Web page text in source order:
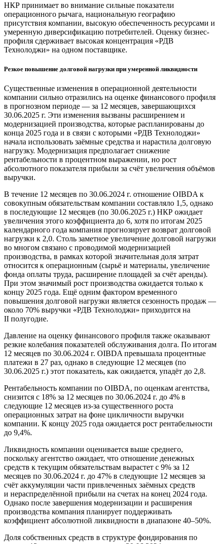
НКР принимает во внимание сильные показатели
операционного рычага, национальную географию
присутствия компании, высокую обеспеченность ресурсами и
умеренную диверсификацию потребителей. Оценку бизнес-
профиля сдерживает высокая концентрация «РДВ
Технолоджи» на одном поставщике.
Резкое повышение долговой нагрузки при умеренной ликвидности
Существенные изменения в операционной деятельности
компании сильно отразились на оценке финансового профиля
в прогнозном периоде — за 12 месяцев, завершающихся
30.06.2025 г. Эти изменения вызваны расширением и
модернизацией производства, которые распланированы до
конца 2025 года и в связи с которыми «РДВ Технолоджи»
начала использовать заёмные средства и нарастила долговую
нагрузку. Модернизация предполагает снижение
рентабельности в процентном выражении, но рост
абсолютного показателя прибыли за счёт увеличения объёмов
выручки.
В течение 12 месяцев по 30.06.2024 г. отношение OIBDA к
совокупным обязательствам компании составляло 1,5, однако
в последующие 12 месяцев (по 30.06.2025 г.) НКР ожидает
увеличения этого коэффициента до 6, хотя по итогам 2025
календарного года компания прогнозирует возврат долговой
нагрузки к 2,0. Столь заметное увеличение долговой нагрузки
во многом связано с проводимой модернизацией
производства, в рамках которой значительная доля затрат
относится к операционным (сырьё и материалы, увеличение
фонда оплаты труда, расширение площадей за счёт аренды).
При этом значимый рост производства ожидается только к
концу 2025 года. Ещё одним фактором временного
повышения долговой нагрузки является сезонность продаж —
около 70% выручки «РДВ Технолоджи» приходится на
II полугодие.
Давление на оценку финансового профиля также оказывают
резкие колебания показателей обслуживания долга. По итогам
12 месяцев по 30.06.2024 г. OIBDA превышала процентные
платежи в 27 раз, однако в следующие 12 месяцев (по
30.06.2025 г.) этот показатель, как ожидается, упадёт до 2,8.
Рентабельность компании по OIBDA, по оценкам агентства,
снизится с 18% за 12 месяцев по 30.06.2024 г. до 4% в
следующие 12 месяцев из-за существенного роста
операционных затрат на фоне цикличности выручки
компании. К концу 2025 года ожидается рост рентабельности
до 9,4%.
Ликвидность компании оценивается выше среднего,
поскольку агентство ожидает, что отношение денежных
средств к текущим обязательствам вырастет с 9% за 12
месяцев по 30.06.2024 г. до 47% в следующие 12 месяцев за
счёт аккумуляции части привлеченных заёмных средств
и нераспределённой прибыли на счетах на конец 2024 года.
Однако после завершения модернизации и расширения
производства компания планирует поддерживать
коэффициент абсолютной ликвидности в диапазоне 40–50%.
Доля собственных средств в структуре фондирования по